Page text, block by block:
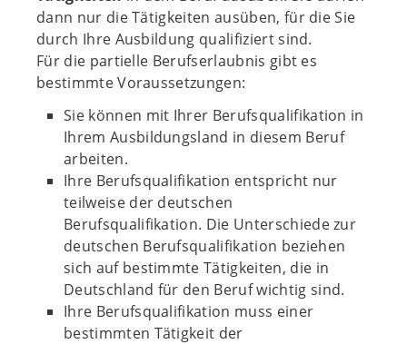
dann nur die Tätigkeiten ausüben, für die Sie
durch Ihre Ausbildung qualifiziert sind.
Für die partielle Berufserlaubnis gibt es
bestimmte Voraussetzungen:
Sie können mit Ihrer Berufsqualifikation in
Ihrem Ausbildungsland in diesem Beruf
arbeiten.
Ihre Berufsqualifikation entspricht nur
teilweise der deutschen
Berufsqualifikation. Die Unterschiede zur
deutschen Berufsqualifikation beziehen
sich auf bestimmte Tätigkeiten, die in
Deutschland für den Beruf wichtig sind.
Ihre Berufsqualifikation muss einer
bestimmten Tätigkeit der